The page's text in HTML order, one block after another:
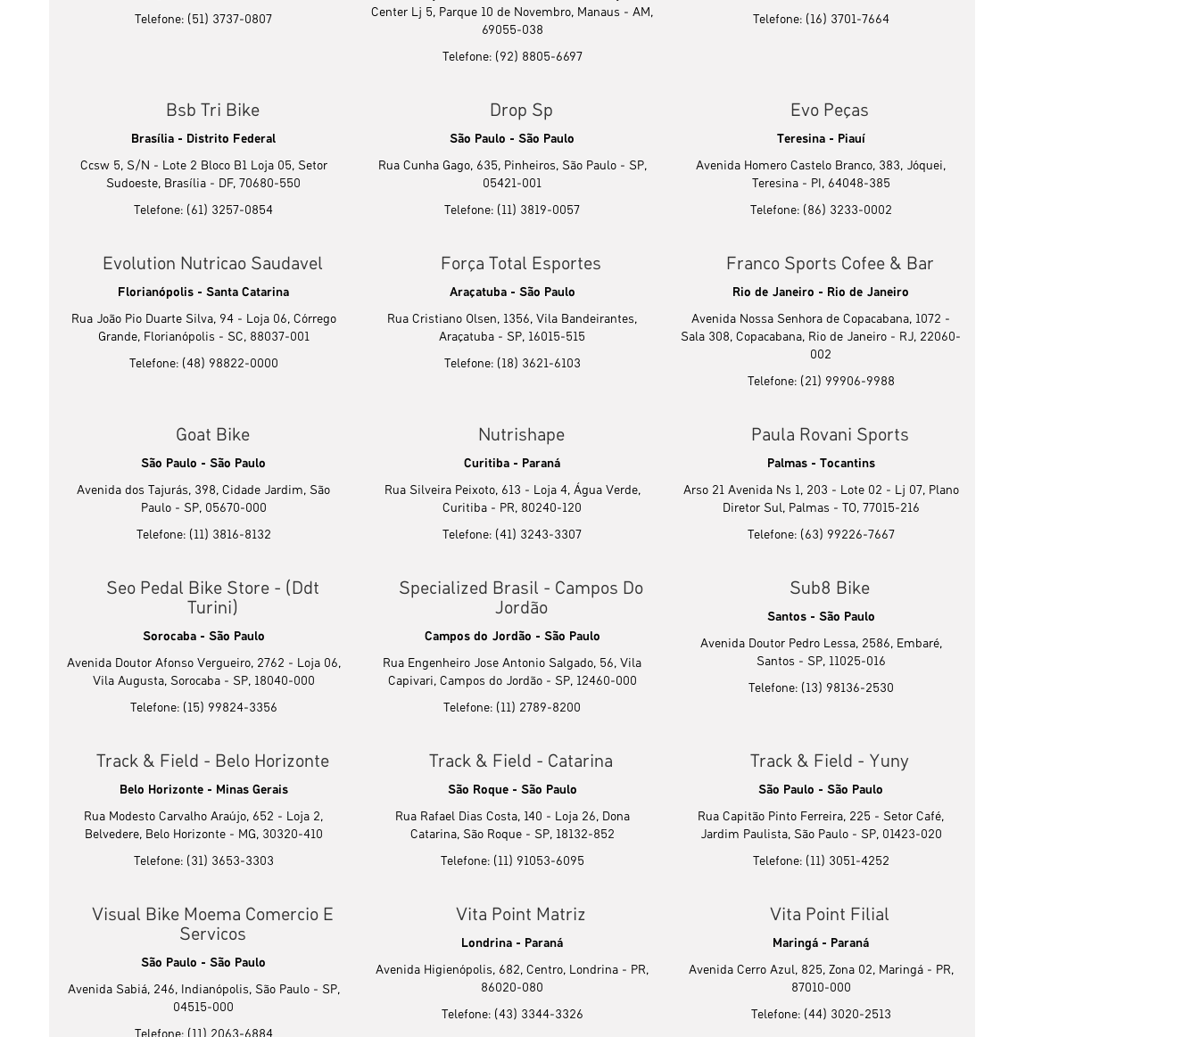
Telefone: (51) 3737-0807
Center Lj 5, Parque 10 de Novembro, Manaus - AM,
69055-038
Telefone: (92) 8805-6697
Telefone: (16) 3701-7664
Bsb Tri Bike
Brasília - Distrito Federal
Ccsw 5, S/N - Lote 2 Bloco B1 Loja 05, Setor
Sudoeste, Brasília - DF, 70680-550
Telefone: (61) 3257-0854
Drop Sp
São Paulo - São Paulo
Rua Cunha Gago, 635, Pinheiros, São Paulo - SP,
05421-001
Telefone: (11) 3819-0057
Evo Peças
Teresina - Piauí
Avenida Homero Castelo Branco, 383, Jóquei,
Teresina - PI, 64048-385
Telefone: (86) 3233-0002
Evolution Nutricao Saudavel
Florianópolis - Santa Catarina
Rua João Pio Duarte Silva, 94 - Loja 06, Córrego
Grande, Florianópolis - SC, 88037-001
Telefone: (48) 98822-0000
Força Total Esportes
Araçatuba - São Paulo
Rua Cristiano Olsen, 1356, Vila Bandeirantes,
Araçatuba - SP, 16015-515
Telefone: (18) 3621-6103
Franco Sports Cofee & Bar
Rio de Janeiro - Rio de Janeiro
Avenida Nossa Senhora de Copacabana, 1072 -
Sala 308, Copacabana, Rio de Janeiro - RJ, 22060-
002
Telefone: (21) 99906-9988
Goat Bike
São Paulo - São Paulo
Avenida dos Tajurás, 398, Cidade Jardim, São
Paulo - SP, 05670-000
Telefone: (11) 3816-8132
Nutrishape
Curitiba - Paraná
Rua Silveira Peixoto, 613 - Loja 4, Água Verde,
Curitiba - PR, 80240-120
Telefone: (41) 3243-3307
Paula Rovani Sports
Palmas - Tocantins
Arso 21 Avenida Ns 1, 203 - Lote 02 - Lj 07, Plano
Diretor Sul, Palmas - TO, 77015-216
Telefone: (63) 99226-7667
Seo Pedal Bike Store - (Ddt
Turini)
Sorocaba - São Paulo
Avenida Doutor Afonso Vergueiro, 2762 - Loja 06,
Vila Augusta, Sorocaba - SP, 18040-000
Telefone: (15) 99824-3356
Specialized Brasil - Campos Do
Jordão
Campos do Jordão - São Paulo
Rua Engenheiro Jose Antonio Salgado, 56, Vila
Capivari, Campos do Jordão - SP, 12460-000
Telefone: (11) 2789-8200
Sub8 Bike
Santos - São Paulo
Avenida Doutor Pedro Lessa, 2586, Embaré,
Santos - SP, 11025-016
Telefone: (13) 98136-2530
Track & Field - Belo Horizonte
Belo Horizonte - Minas Gerais
Rua Modesto Carvalho Araújo, 652 - Loja 2,
Belvedere, Belo Horizonte - MG, 30320-410
Telefone: (31) 3653-3303
Track & Field - Catarina
São Roque - São Paulo
Rua Rafael Dias Costa, 140 - Loja 26, Dona
Catarina, São Roque - SP, 18132-852
Telefone: (11) 91053-6095
Track & Field - Yuny
São Paulo - São Paulo
Rua Capitão Pinto Ferreira, 225 - Setor Café,
Jardim Paulista, São Paulo - SP, 01423-020
Telefone: (11) 3051-4252
Visual Bike Moema Comercio E
Servicos
São Paulo - São Paulo
Avenida Sabiá, 246, Indianópolis, São Paulo - SP,
04515-000
Telefone: (11) 2063-6884
Vita Point Matriz
Londrina - Paraná
Avenida Higienópolis, 682, Centro, Londrina - PR,
86020-080
Telefone: (43) 3344-3326
Vita Point Filial
Maringá - Paraná
Avenida Cerro Azul, 825, Zona 02, Maringá - PR,
87010-000
Telefone: (44) 3020-2513